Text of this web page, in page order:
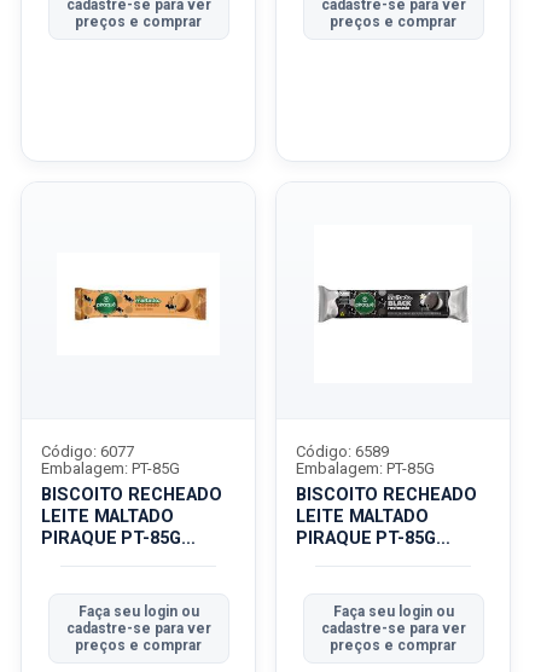
cadastre-se para ver
preços e comprar
cadastre-se para ver
preços e comprar
BISCOITO RECHEADO
LEITE MALTADO
PIRAQUE PT-85G
Código: 6077
Embalagem: PT-85G
Faça seu login ou
cadastre-se para ver
preços e comprar
BISCOITO RECHEADO
LEITE MALTADO
PIRAQUE PT-85G
Código: 6589
Embalagem: PT-85G
Faça seu login ou
cadastre-se para ver
preços e comprar